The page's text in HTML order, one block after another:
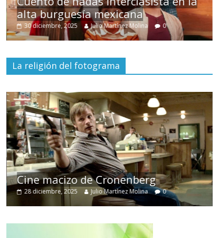
alta burguesía mexicana
30 diciembre, 2025 Julio Martínez Molina 0
La religión del fotograma
Cine macizo de Cronenberg
28 diciembre, 2025 Julio Martínez Molina 0